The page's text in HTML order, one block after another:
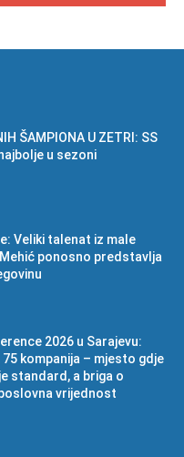
ŠAMPIONA U ZETRI: SS
u sezoni
Veliki talenat iz male
ponosno predstavlja
2026 u Sarajevu:
75 kompanija – mjesto gdje
standard, a briga o
vrijednost